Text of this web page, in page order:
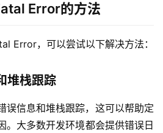
Error的方法
Error，可以尝试以下解决方法：
堆栈跟踪
误信息和堆栈跟踪，这可以帮助定
。大多数开发环境都会提供错误日